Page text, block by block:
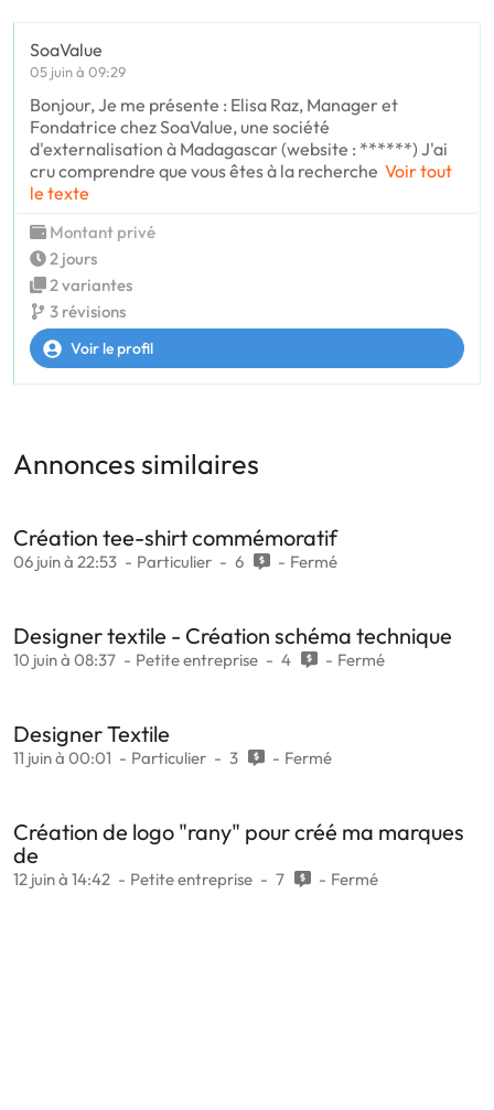
SoaValue
05 juin à 09:29
Bonjour, Je me présente : Elisa Raz, Manager et
Fondatrice chez SoaValue, une société
d'externalisation à Madagascar (website : ******) J'ai
cru comprendre que vous êtes à la recherche Voir tout
le texte
Montant privé
2 jours
2 variantes
3 révisions
Voir le profil
Annonces similaires
Création tee-shirt commémoratif
06 juin à 22:53 Particulier 6 Fermé
Designer textile - Création schéma technique
10 juin à 08:37 Petite entreprise 4 Fermé
Designer Textile
11 juin à 00:01 Particulier 3 Fermé
Création de logo "rany" pour créé ma marques
de
12 juin à 14:42 Petite entreprise 7 Fermé